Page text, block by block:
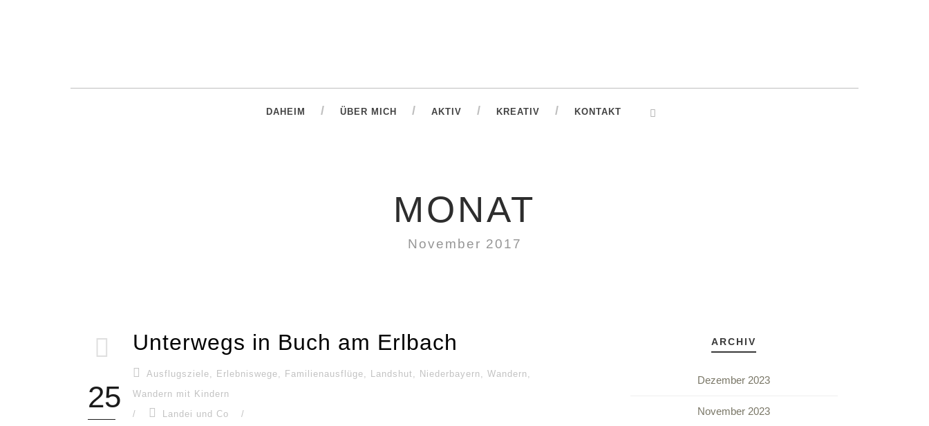
DAHEIM ÜBER MICH AKTIV KREATIV KONTAKT
MONAT
November 2017
25
Unterwegs in Buch am Erlbach
Ausflugsziele, Erlebniswege, Familienausflüge, Landshut, Niederbayern, Wandern,
Wandern mit Kindern
/
Landei und Co
/
ARCHIV
Dezember 2023
November 2023